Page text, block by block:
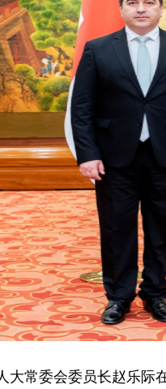
大常委会委员长赵乐际